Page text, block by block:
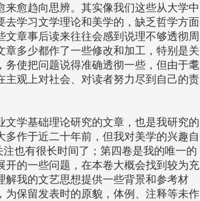
愈趋向思辨。其实像我们这些从大学中
学习文学理论和美学的，缺乏哲学方面
章事后读来往往会感到说理不够透彻周
多少都作了一些修改和加工，特别是关
使把问题说得准确透彻一些，但由于耄
观上对社会、对读者努力尽到自己的责
学基础理论研究的文章，也是我研究的
作于近二十年前，但我对美学的兴趣自
也有很长时间了；第四卷是我的唯一的
的一些问题，在本卷大概会找到较为充
我的文艺思想提供一些背景和参考材
保留发表时的原貌，体例、注释等未作